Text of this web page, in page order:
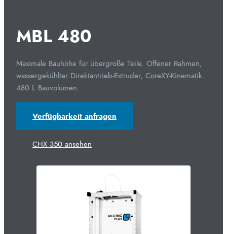
MBL 480
Maximale Bauhöhe für übergroße Teile. Offener Rahmen,
wassergekühlter Direktantrieb-Extruder, CoreXY-Kinematik.
480 L Bauvolumen.
Verfügbarkeit anfragen
CHX 350 ansehen